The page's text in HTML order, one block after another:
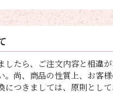
したら、ご注文内容と相違
。尚、商品の性質上、お客
につきましては、原則とし